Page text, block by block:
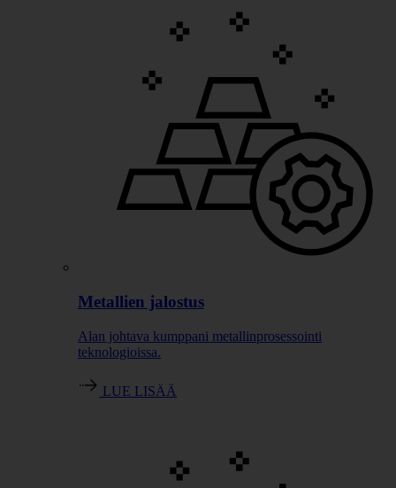
Metallien jalostus
Alan johtava kumppani metallinprosessointi
teknologioissa.
LUE LISÄÄ